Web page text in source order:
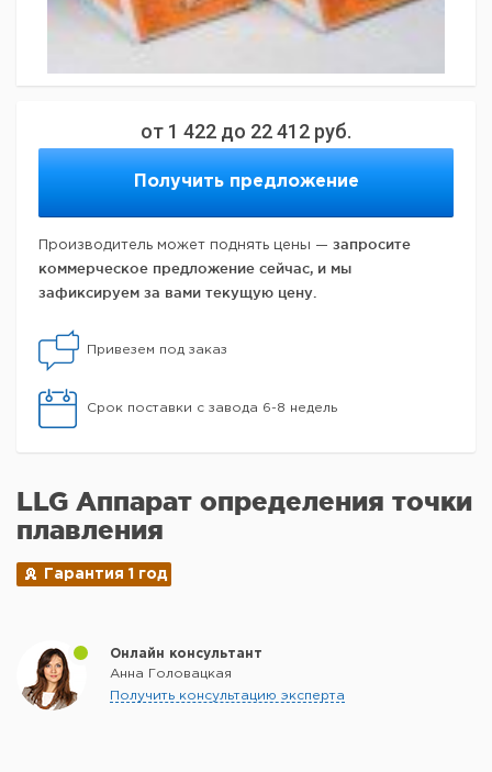
от 1 422 до 22 412 руб.
Получить предложение
Производитель может поднять цены — запросите
коммерческое предложение сейчас, и мы
зафиксируем за вами текущую цену.
Привезем под заказ
Срок поставки с завода 6-8 недель
LLG Аппарат определения точки
плавления
Гарантия 1 год
Онлайн консультант
Анна Головацкая
Получить консультацию эксперта